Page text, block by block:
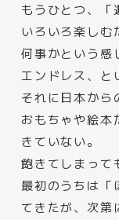
もうひとつ、「
いろいろ楽しむ
何事かという感
エンドレス、と
それに日本から
おもちゃや絵本
きていない。
飽きてしまって
最初のうちは「
てきたが、次第